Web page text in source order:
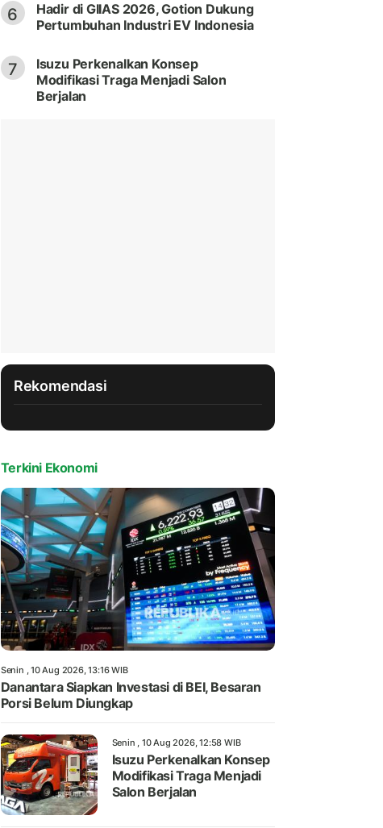
6
Hadir di GIIAS 2026, Gotion Dukung
Pertumbuhan Industri EV Indonesia
7
Isuzu Perkenalkan Konsep
Modifikasi Traga Menjadi Salon
Berjalan
Rekomendasi
Terkini Ekonomi
Senin , 10 Aug 2026, 13:16 WIB
Danantara Siapkan Investasi di BEI, Besaran
Porsi Belum Diungkap
Senin , 10 Aug 2026, 12:58 WIB
Isuzu Perkenalkan Konsep
Modifikasi Traga Menjadi
Salon Berjalan